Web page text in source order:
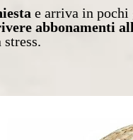
e arriva in pochi
abbonamenti